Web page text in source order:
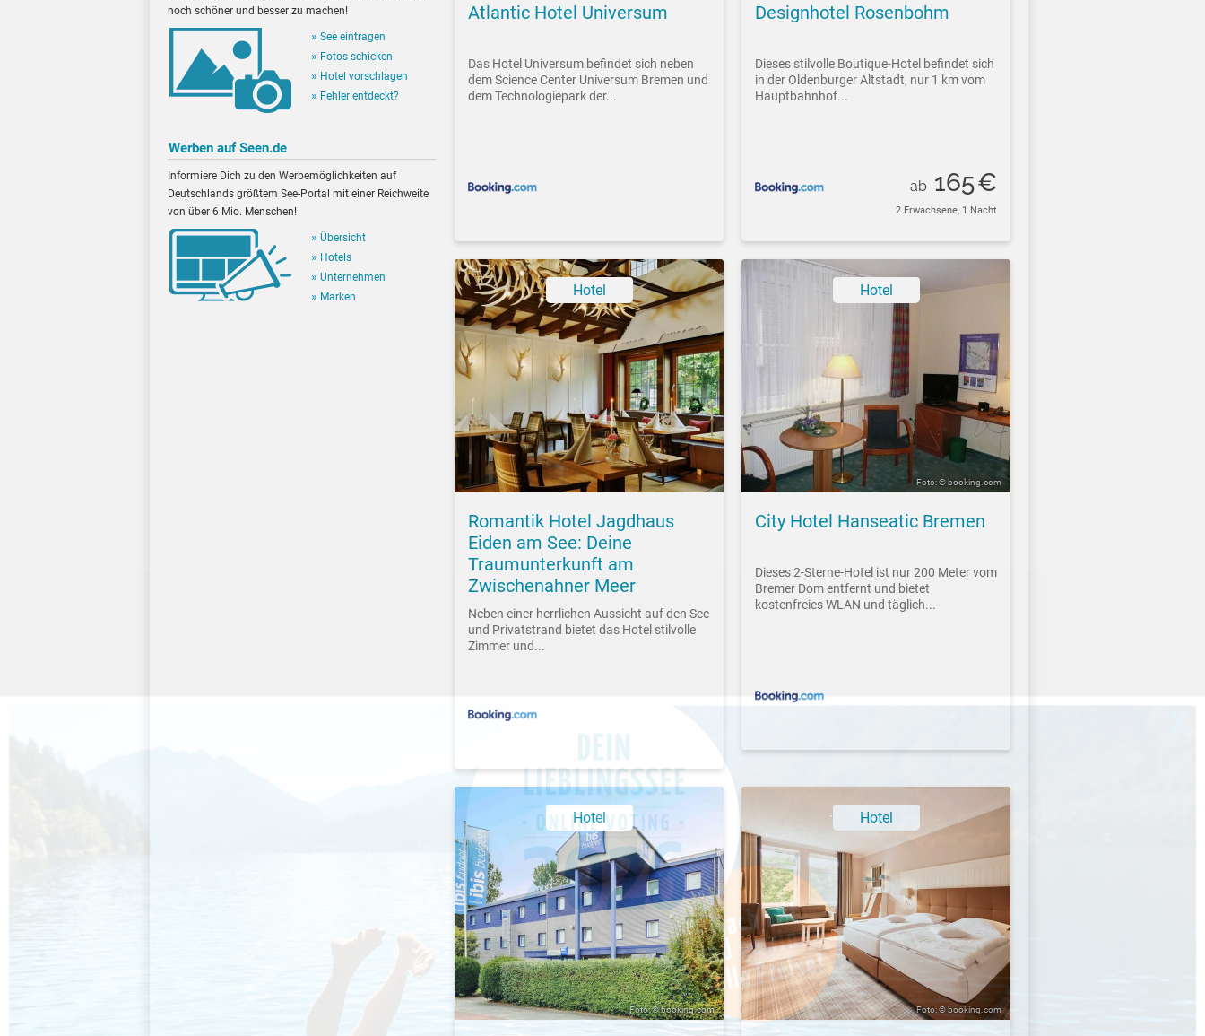
noch schöner und besser zu machen!
See eintragen
Fotos schicken
Hotel vorschlagen
Fehler entdeckt?
Werben auf Seen.de
Informiere Dich zu den Werbemöglichkeiten auf
Deutschlands größtem See-Portal mit einer Reichweite
von über 6 Mio. Menschen!
Übersicht
Hotels
Unternehmen
Marken
Atlantic Hotel Universum
Das Hotel Universum befindet sich neben
dem Science Center Universum Bremen und
dem Technologiepark der...
Designhotel Rosenbohm
Dieses stilvolle Boutique-Hotel befindet sich
in der Oldenburger Altstadt, nur 1 km vom
Hauptbahnhof...
ab 165€
2 Erwachsene, 1 Nacht
Hotel
Romantik Hotel Jagdhaus
Eiden am See: Deine
Traumunterkunft am
Zwischenahner Meer
Neben einer herrlichen Aussicht auf den See
und Privatstrand bietet das Hotel stilvolle
Zimmer und...
Hotel
Foto: © booking.com
City Hotel Hanseatic Bremen
Dieses 2-Sterne-Hotel ist nur 200 Meter vom
Bremer Dom entfernt und bietet
kostenfreies WLAN und täglich...
Hotel
Foto: © booking.com
Hotel
Foto: © booking.com